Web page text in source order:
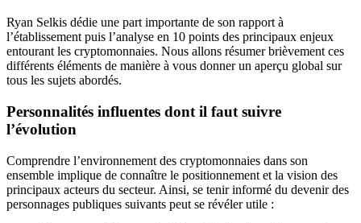
Ryan Selkis dédie une part importante de son rapport à
l’établissement puis l’analyse en 10 points des principaux enjeux
entourant les cryptomonnaies. Nous allons résumer brièvement ces
différents éléments de manière à vous donner un aperçu global sur
tous les sujets abordés.
Personnalités influentes dont il faut suivre
l’évolution
Comprendre l’environnement des cryptomonnaies dans son
ensemble implique de connaître le positionnement et la vision des
principaux acteurs du secteur. Ainsi, se tenir informé du devenir des
personnages publiques suivants peut se révéler utile :